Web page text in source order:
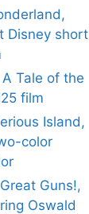
Disney short
Tale of the
film
Island,
color
Guns!,
Oswald